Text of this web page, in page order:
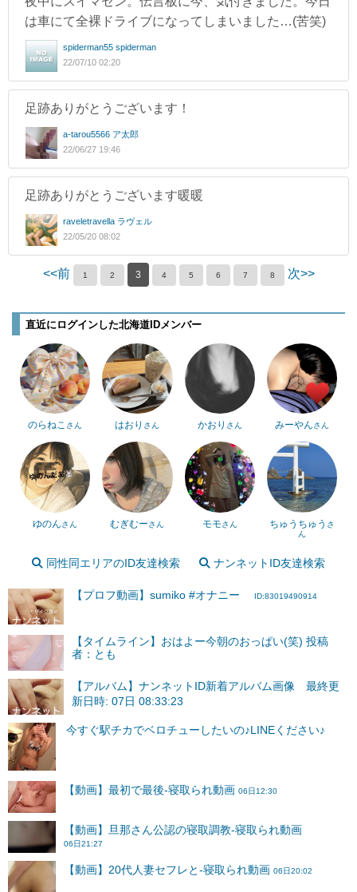
は車にて全裸ドライブになってしまいました…(苦笑)
spiderman55 spiderman
22/07/10 02:20
足跡ありがとうございます！
a-tarou5566 ア太郎
22/06/27 19:46
足跡ありがとうございます暖暖
raveletravella ラヴェル
22/05/20 08:02
<<前 1 2 3 4 5 6 7 8 次>>
直近にログインした北海道IDメンバー
のらねこ さん はおり さん かおり さん みーやんさん
ゆのんさん むぎむーさん モモさん ちゅうちゅう さ
ん
同性同エリアのID友達検索 ナンネットID友達検索
【プロフ動画】sumiko #オナニー ID:83019490914
【タイムライン】おはよー今朝のおっぱい(笑) 投稿
者：とも
【アルバム】ナンネットID新着アルバム画像 最終更
新日時: 07日 08:33:23